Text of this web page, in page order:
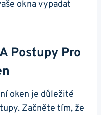
okna vypadat
Postupy Pro
oken je důležité
Začněte tím, že